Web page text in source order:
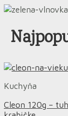
Kuchyňa
Cleon 120g –